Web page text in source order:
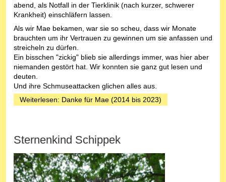
abend, als Notfall in der Tierklinik (nach kurzer, schwerer
Krankheit) einschläfern lassen.
Als wir Mae bekamen, war sie so scheu, dass wir Monate
brauchten um ihr Vertrauen zu gewinnen um sie anfassen und
streicheln zu dürfen.
Ein bisschen "zickig" blieb sie allerdings immer, was hier aber
niemanden gestört hat. Wir konnten sie ganz gut lesen und
deuten.
Und ihre Schmuseattacken glichen alles aus.
Weiterlesen: Danke für Mae (2014 bis 2023)
Sternenkind Schippek